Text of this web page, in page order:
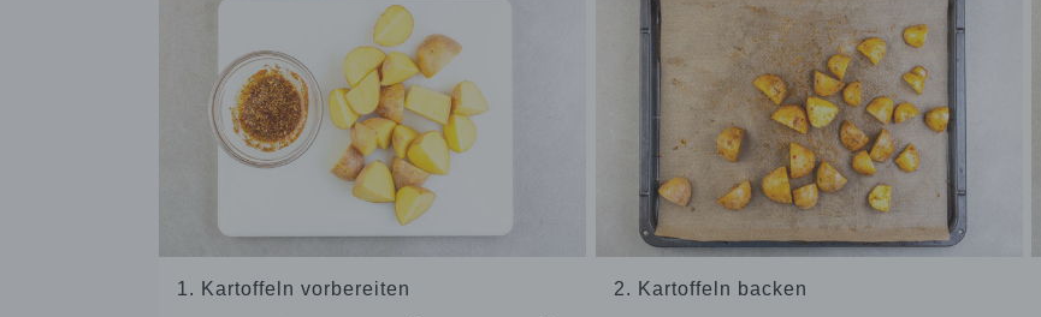
1. Kartoffeln vorbereiten 2. Kartoffeln backen